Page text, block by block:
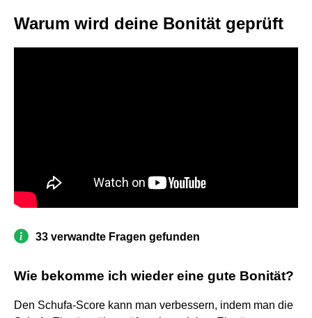
Warum wird deine Bonität geprüft
33 verwandte Fragen gefunden
Wie bekomme ich wieder eine gute Bonität?
Den Schufa-Score kann man verbessern, indem man die